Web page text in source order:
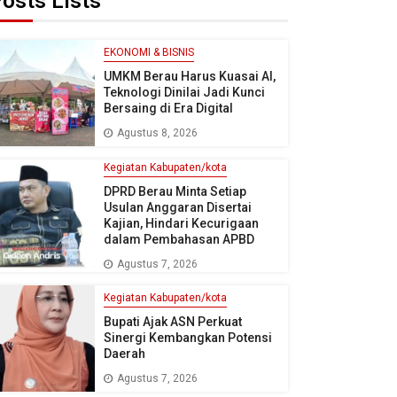
EKONOMI & BISNIS
UMKM Berau Harus Kuasai AI,
Teknologi Dinilai Jadi Kunci
Bersaing di Era Digital
Agustus 8, 2026
Kegiatan Kabupaten/kota
DPRD Berau Minta Setiap
Usulan Anggaran Disertai
Kajian, Hindari Kecurigaan
dalam Pembahasan APBD
Agustus 7, 2026
Kegiatan Kabupaten/kota
Bupati Ajak ASN Perkuat
Sinergi Kembangkan Potensi
Daerah
Agustus 7, 2026